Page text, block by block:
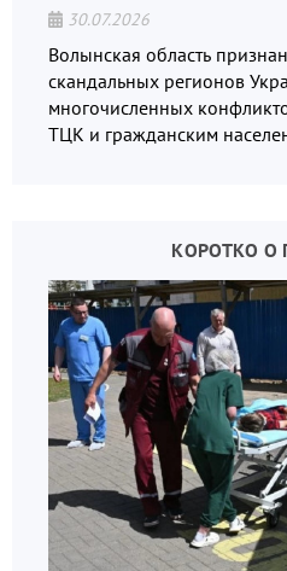
30.07.2026
Волынская область
скандальных регионов
многочисленных
ТЦК и гражданским
КОРОТКО О